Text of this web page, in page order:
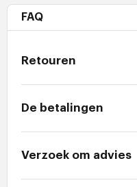
FAQ
Retouren
De betalingen
Verzoek om advies